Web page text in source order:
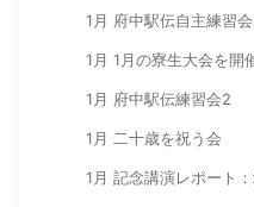
1月 府中駅伝自主練習
1月 1月の寮生大会を開
1月 府中駅伝練習会2
1月 二十歳を祝う会
1月 記念講演レポート